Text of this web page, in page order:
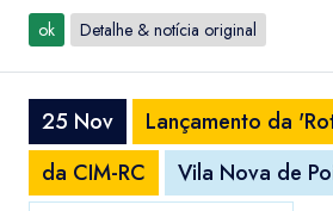
ok Detalhe & notícia original
25 Nov
Lançamento da
da CIM-RC
Vila Nova de